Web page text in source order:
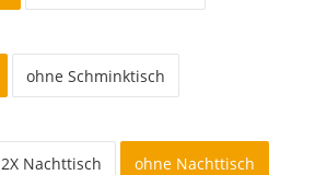
ohne Schminktisch
2X Nachttisch ohne Nachttisch